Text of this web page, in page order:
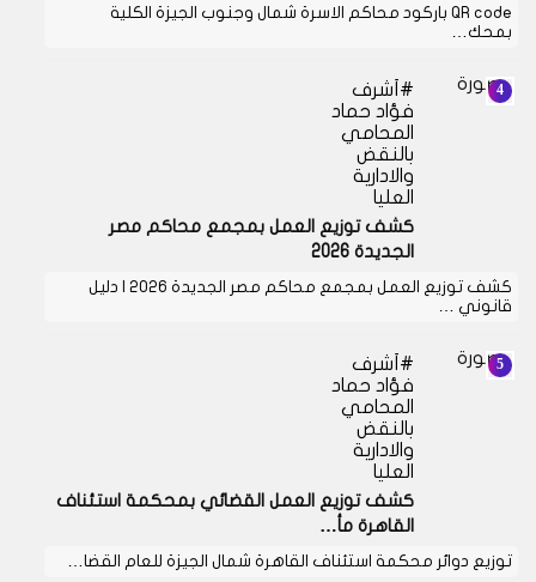
QR code باركود محاكم الاسرة شمال وجنوب الجيزة الكلية
بمحك…
أشرف
فؤاد حماد
المحامي
بالنقض
والادارية
العليا
كشف توزيع العمل بمجمع محاكم مصر
الجديدة 2026
كشف توزيع العمل بمجمع محاكم مصر الجديدة 2026 | دليل
قانوني …
أشرف
فؤاد حماد
المحامي
بالنقض
والادارية
العليا
كشف توزيع العمل القضائي بمحكمة استئناف
القاهرة مأ…
توزيع دوائر محكمة استئناف القاهرة شمال الجيزة للعام القضا…